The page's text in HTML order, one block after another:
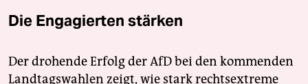
Die Engagierten stärken
Der drohende Erfolg der AfD bei den kommenden
Landtagswahlen zeigt, wie stark rechtsextreme